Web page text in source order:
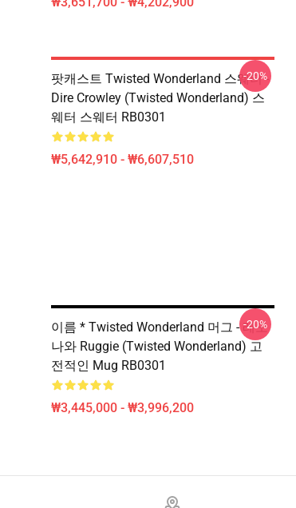
팟캐스트 Twisted Wonderland 스웨터 -
Dire Crowley (Twisted Wonderland) 스
웨터 스웨터 RB0301
₩5,642,910 - ₩6,607,510
-20%
이름 * Twisted Wonderland 머그 - 레오
나와 Ruggie (Twisted Wonderland) 고
전적인 Mug RB0301
₩3,445,000 - ₩3,996,200
-20%